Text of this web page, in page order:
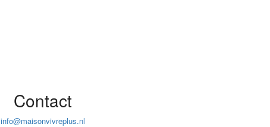
Contact
info@maisonvivreplus.nl